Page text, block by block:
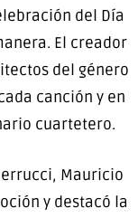
del Día
El creador
del género
canción y en
cuartetero.
Mauricio
y destacó la